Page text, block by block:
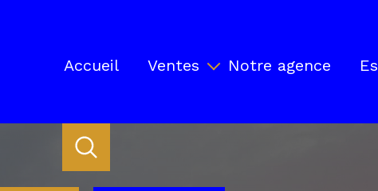
Accueil Ventes
Locaux professionnels en vente
Biens vendus par Ancrage
Notre agence